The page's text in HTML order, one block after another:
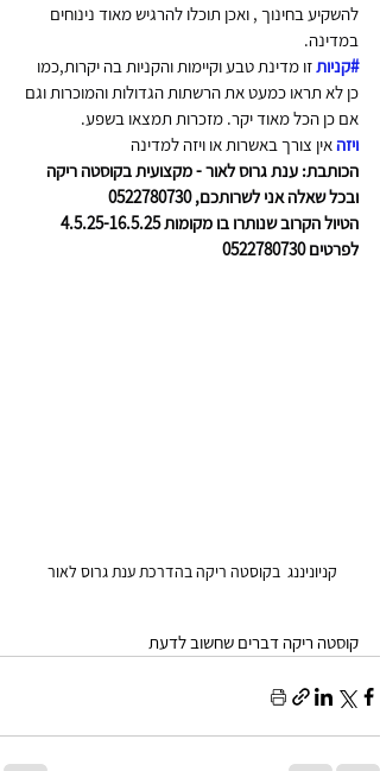
להשקיע בחינוך , ואכן תוכלו להרגיש מאוד נינוחים
במדינה.
#קניות זו מדינת טבע וקיימות והקניות בה יקרות,כמו
כן לא תראו כמעט את הרשתות הגדולות והמוכרות וגם
אם כן הכל מאוד יקר. מזכרות תמצאו בשפע.
ויזה אין צורך באשרות או ויזה למדינה
הכותבת: ענת גרוס לאור - מקצועית בקוסטה ריקה
ובכל שאלה אני לשרותכם, 0522780730
לפרטים 0522780730
קניוניננג  בקוסטה ריקה בהדרכת ענת גרוס לאור
קוסטה ריקה דברים שחשוב לדעת